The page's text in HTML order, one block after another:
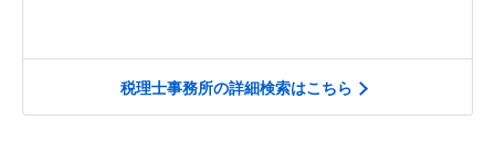
税理士事務所の詳細検索はこちら